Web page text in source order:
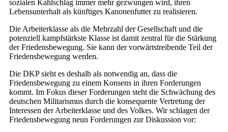
sozialen Kahlschlag immer mehr gezwungen wird, ihren
Lebensunterhalt als künftiges Kanonenfutter zu realisieren.
Die Arbeiterklasse als die Mehrzahl der Gesellschaft und die
potenziell kampfstärkste Klasse ist damit zentral für die Stärkung
der Friedensbewegung. Sie kann der vorwärtstreibende Teil der
Friedensbewegung werden.
Die DKP sieht es deshalb als notwendig an, dass die
Friedensbewegung zu einem Konsens in ihren Forderungen
kommt. Im Fokus dieser Forderungen steht die Schwächung des
deutschen Militarismus durch die konsequente Vertretung der
Interessen der Arbeiterklasse und des Volkes. Wir schlagen der
Friedensbewegung neun Forderungen zur Diskussion vor: